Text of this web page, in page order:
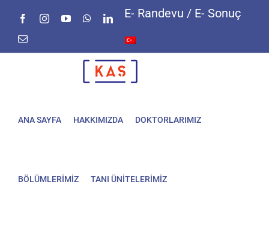
FacebookInstagramYouTubeWhatsAppLinkedIn
E-
E- Randevu / E- Sonuç
ANA SAYFA HAKKIMIZDA DOKTORLARIMIZ
BÖLÜMLERİMİZ TANI ÜNİTELERİMİZ